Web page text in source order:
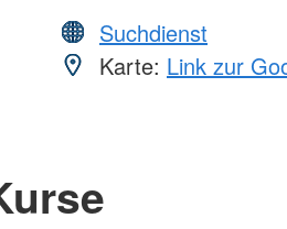
Suchdienst
Karte: Link zur